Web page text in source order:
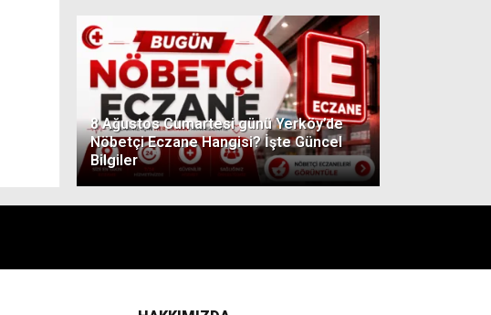
8 Ağustos Cumartesi günü Yerköy’de
Nöbetçi Eczane Hangisi? İşte Güncel
Bilgiler